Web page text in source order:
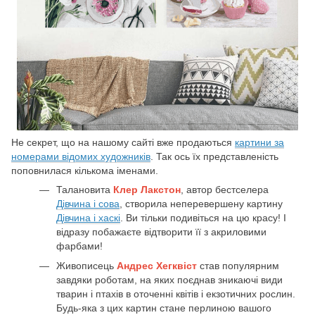
Не секрет, що на нашому сайті вже продаються картини за
номерами відомих художників . Так ось їх представленість
поповнилася кількома іменами.
Талановита Клер Лакстон , автор бестселера
Дівчина і сова , створила неперевершену картину
Дівчина і хаскі . Ви тільки подивіться на цю красу! І
відразу побажаєте відтворити її з акриловими
фарбами!
Живописець Андрес Хегквіст став популярним
завдяки роботам, на яких поєднав зникаючі види
тварин і птахів в оточенні квітів і екзотичних рослин.
Будь-яка з цих картин стане перлиною вашого